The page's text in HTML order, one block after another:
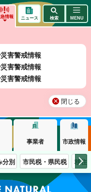
情報
害警戒情報
害警戒情報
害警戒情報
閉じる
ニュース 検索 MENU
事業者 市政情報
分別 市民税・県民税 移住
る。長野市